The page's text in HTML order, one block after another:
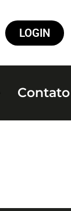
LOGIN
Contato